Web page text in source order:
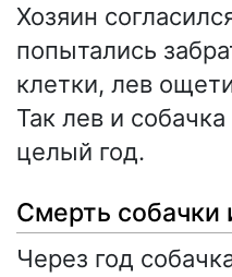
Хозяин
попытались
клетки, лев
Так лев и
целый год.
Смерть собачки
Через год